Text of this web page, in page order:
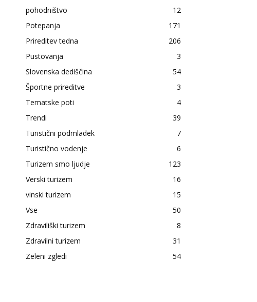
pohodništvo
12
Potepanja
171
Prireditev tedna
206
Pustovanja
3
Slovenska dediščina
54
Športne prireditve
3
Tematske poti
4
Trendi
39
Turistični podmladek
7
Turistično vodenje
6
Turizem smo ljudje
123
Verski turizem
16
vinski turizem
15
Vse
50
Zdraviliški turizem
8
Zdravilni turizem
31
Zeleni zgledi
54